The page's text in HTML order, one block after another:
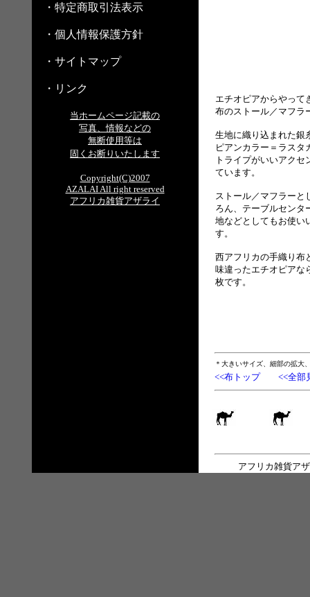
・特定商取引法表示
・個人情報保護方針
・サイトマップ
・リンク
当ホームページ記載の
写真、情報などの
無断使用等は
固くお断りいたします
Copyright(C)2007
AZALAI All right reserved
アフリカ雑貨アザライ
エチオピアからやって
布のストール／マフラ
生地に織り込まれた銀
ピアンカラー＝ラスタ
トライプがいいアクセ
ています。
ストール／マフラーと
ろん、テーブルセンタ
地などとしてもお使い
す。
西アフリカの手織り布
味違ったエチオピアな
枚です。
＊大きいサイズ、細部の拡大
<<布トップ <<全部
アフリカ雑貨ア